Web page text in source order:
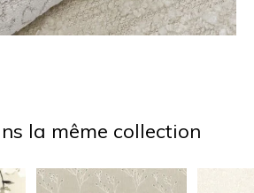
la même collection